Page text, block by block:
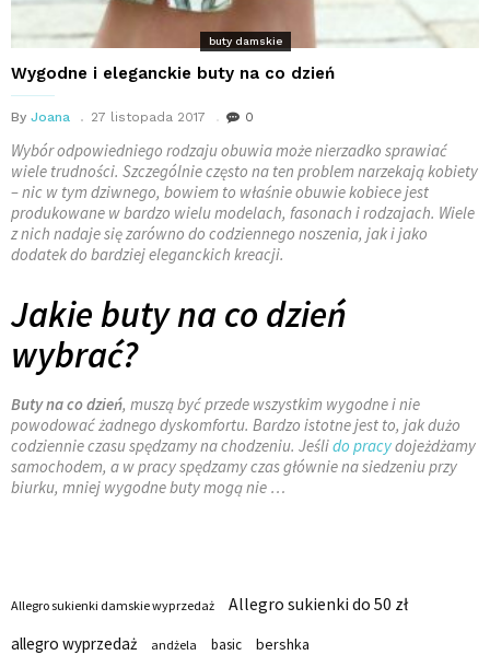
buty damskie
Wygodne i eleganckie buty na co dzień
By Joana 27 listopada 2017 0
Wybór odpowiedniego rodzaju obuwia może nierzadko sprawiać
wiele trudności. Szczególnie często na ten problem narzekają kobiety
– nic w tym dziwnego, bowiem to właśnie obuwie kobiece jest
produkowane w bardzo wielu modelach, fasonach i rodzajach. Wiele
z nich nadaje się zarówno do codziennego noszenia, jak i jako
dodatek do bardziej eleganckich kreacji.
Jakie buty na co dzień
wybrać?
Buty na co dzień, muszą być przede wszystkim wygodne i nie
powodować żadnego dyskomfortu. Bardzo istotne jest to, jak dużo
codziennie czasu spędzamy na chodzeniu. Jeślido pracydojeżdżamy
samochodem, a w pracy spędzamy czas głównie na siedzeniu przy
biurku, mniej wygodne buty mogą nie …
Allegro sukienki damskie wyprzedaż
Allegro sukienki do 50 zł
allegro wyprzedaż
andżela basic bershka